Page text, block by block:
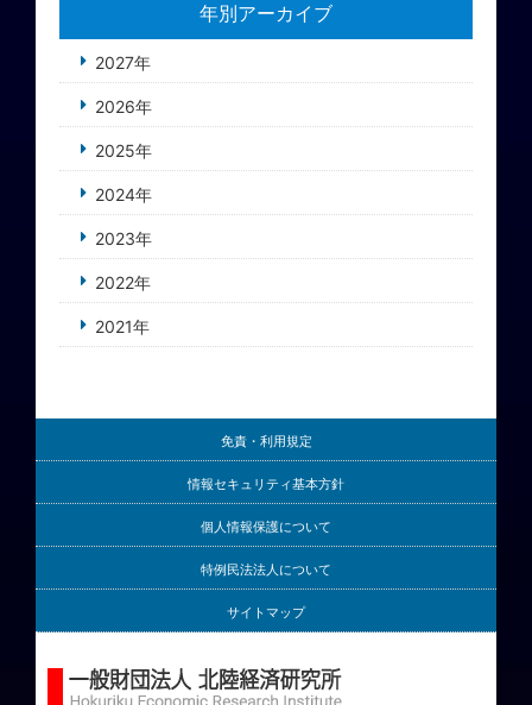
年別アーカイブ
2027年
2026年
2025年
2024年
2023年
2022年
2021年
免責・利用規定
情報セキュリティ基本方針
個人情報保護について
特例民法法人について
サイトマップ